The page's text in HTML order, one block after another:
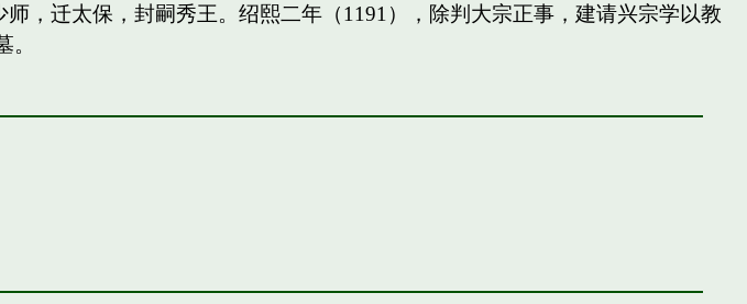
，迁太保，封嗣秀王。绍熙二年（1191），除判大宗正事，建请兴宗学以教